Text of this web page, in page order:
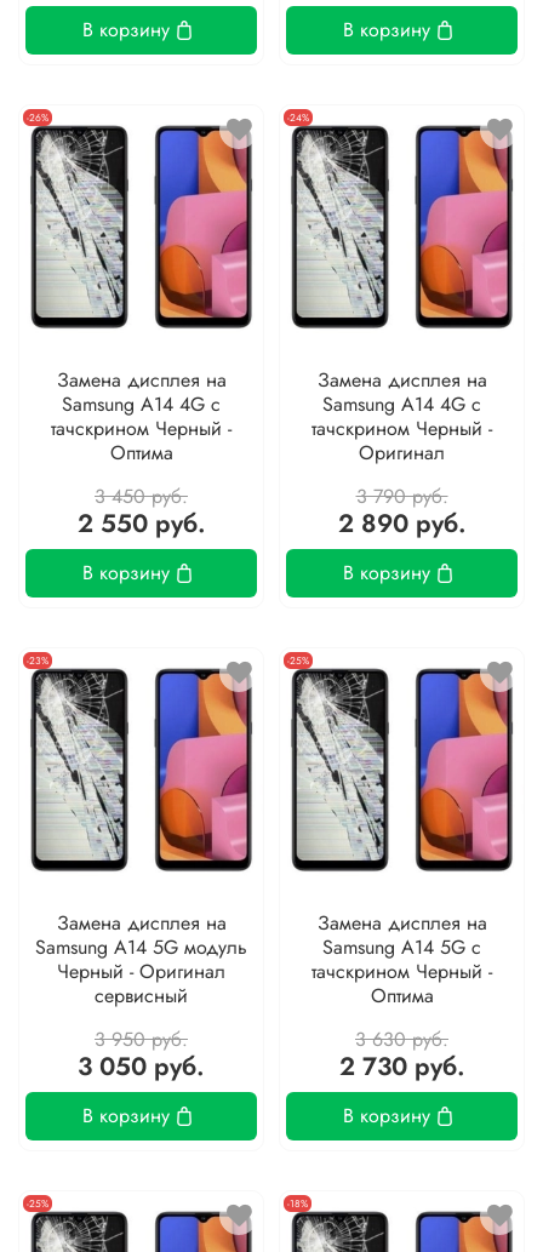
В корзину В корзину
-26%
Замена дисплея на
Samsung A14 4G с
тачскрином Черный -
Оптима
3 450 руб.
2 550 руб.
В корзину
-24%
Замена дисплея на
Samsung A14 4G с
тачскрином Черный -
Оригинал
3 790 руб.
2 890 руб.
В корзину
-23%
Замена дисплея на
Samsung A14 5G модуль
Черный - Оригинал
сервисный
3 950 руб.
3 050 руб.
В корзину
-25%
Замена дисплея на
Samsung A14 5G с
тачскрином Черный -
Оптима
3 630 руб.
2 730 руб.
В корзину
-25% -18%